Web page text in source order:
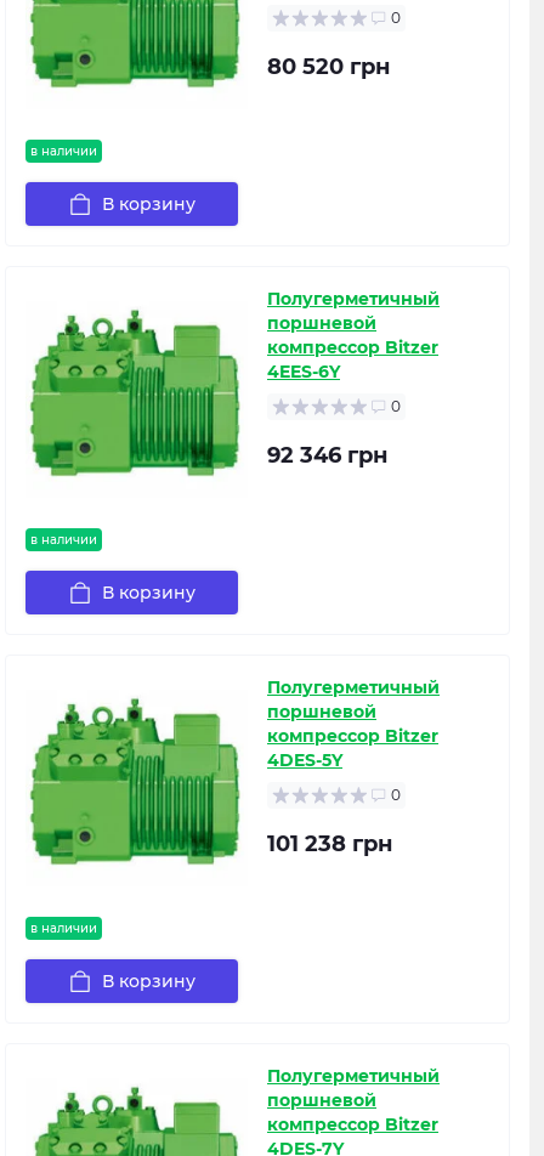
в наличии
0
80 520 грн
В корзину
в наличии
Полугерметичный
поршневой
компрессор Bitzer
4EES-6Y
0
92 346 грн
В корзину
в наличии
Полугерметичный
поршневой
компрессор Bitzer
4DES-5Y
0
101 238 грн
В корзину
Полугерметичный
поршневой
компрессор Bitzer
4DES-7Y